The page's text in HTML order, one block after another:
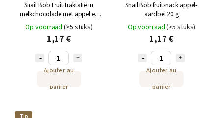
Snail Bob Fruit traktatie in
melkchocolade met appel en
aardbei 30 g
Op voorraad (>5 stuks)
1,17 €
Ajouter au
panier
Snail Bob fruitsnack appel-
aardbei 20 g
Op voorraad (>5 stuks)
1,17 €
Ajouter au
panier
Tip